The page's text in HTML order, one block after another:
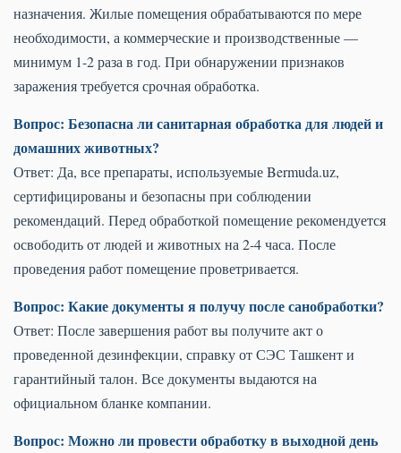
назначения. Жилые помещения обрабатываются по мере
необходимости, а коммерческие и производственные —
минимум 1-2 раза в год. При обнаружении признаков
заражения требуется срочная обработка.
Вопрос: Безопасна ли санитарная обработка для людей и
домашних животных?
Ответ: Да, все препараты, используемые Bermuda.uz,
сертифицированы и безопасны при соблюдении
рекомендаций. Перед обработкой помещение рекомендуется
освободить от людей и животных на 2-4 часа. После
проведения работ помещение проветривается.
Вопрос: Какие документы я получу после санобработки?
Ответ: После завершения работ вы получите акт о
проведенной дезинфекции, справку от СЭС Ташкент и
гарантийный талон. Все документы выдаются на
официальном бланке компании.
Вопрос: Можно ли провести обработку в выходной день